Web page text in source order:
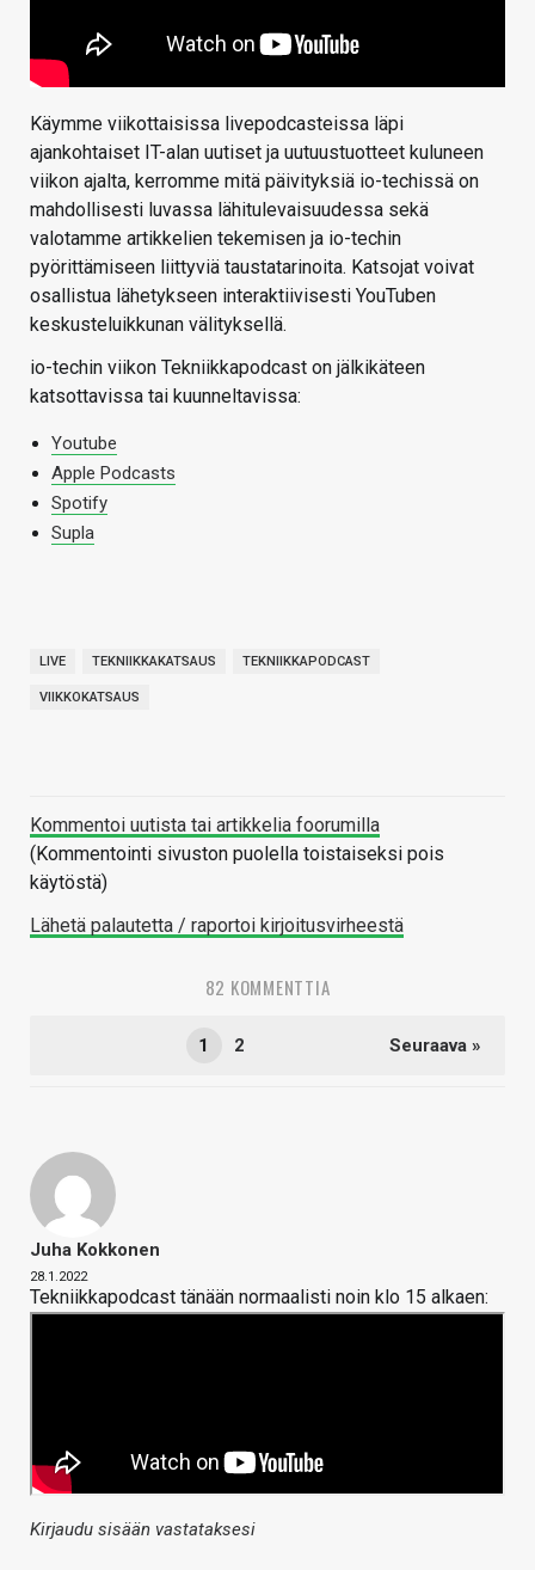
Käymme viikottaisissa livepodcasteissa läpi
ajankohtaiset IT-alan uutiset ja uutuustuotteet kuluneen
viikon ajalta, kerromme mitä päivityksiä io-techissä on
mahdollisesti luvassa lähitulevaisuudessa sekä
valotamme artikkelien tekemisen ja io-techin
pyörittämiseen liittyviä taustatarinoita. Katsojat voivat
osallistua lähetykseen interaktiivisesti YouTuben
keskusteluikkunan välityksellä.
io-techin viikon Tekniikkapodcast on jälkikäteen
katsottavissa tai kuunneltavissa:
Youtube
Apple Podcasts
Spotify
Supla
LIVE TEKNIIKKAKATSAUS TEKNIIKKAPODCAST
VIIKKOKATSAUS
Kommentoi uutista tai artikkelia foorumilla
(Kommentointi sivuston puolella toistaiseksi pois
käytöstä)
Lähetä palautetta / raportoi kirjoitusvirheestä
82 KOMMENTTIA
1 2 Seuraava »
Juha Kokkonen
28.1.2022
Tekniikkapodcast tänään normaalisti noin klo 15 alkaen:
Kirjaudu sisään vastataksesi